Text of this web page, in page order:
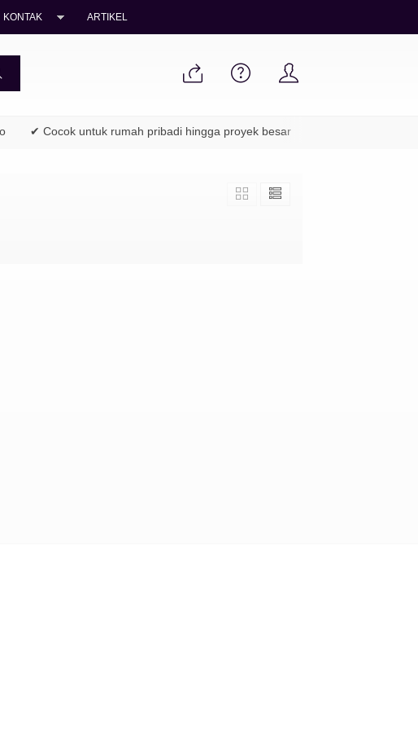
KONTAK ARTIKEL
✔ Cocok untuk rumah pribadi hingga proyek besar